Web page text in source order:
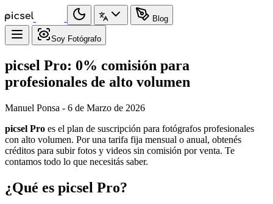
Blog
Soy Fotógrafo
picsel Pro: 0% comisión para
profesionales de alto volumen
Manuel Ponsa - 6 de Marzo de 2026
picsel Pro es el plan de suscripción para fotógrafos profesionales
con alto volumen. Por una tarifa fija mensual o anual, obtenés
créditos para subir fotos y videos sin comisión por venta. Te
contamos todo lo que necesitás saber.
¿Qué es picsel Pro?